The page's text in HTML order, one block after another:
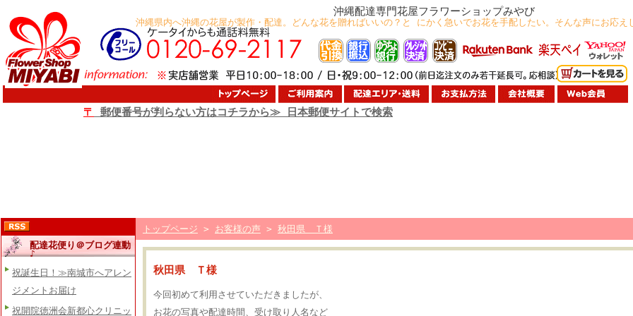
配達花便り＠ブログ連動
♪
祝誕生日！≫南城市へアレン
ジメントお届け
祝開院徳洲会新都心クリニッ
沖縄配達専門花屋フラワーショップみやび
沖縄県内へ沖縄の花屋が製作・配達。どんな花を贈ればいいの？と にかく急いでお花を手配したい。そんな声にお応え
〒 郵便番号が判らない方はコチラから≫ 日本郵便サイトで検索
トップページ > お客様の声 > 秋田県 Ｔ様
秋田県 Ｔ様
今回初めて利用させていただきましたが、
お花の写真や配達時間、受け取り人名など